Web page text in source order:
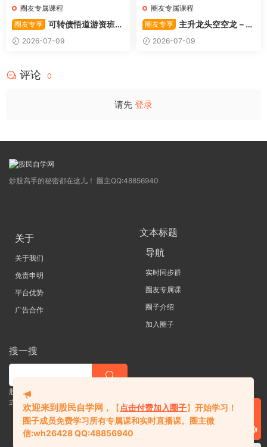
圈友专属课程
圈友专享 可转债悟道游资班出
奇系列悟道系列守正系列课程-
卓妍
2026-07-09
圈友专属课程
圈友专享
主升龙头空空龙－竞
价抢筹盘口的量化公式与十几
年的体系干货，全篇2026061
2026-07-09
评论 0
请先 登录
炒股高手的秘密都在这儿！ 圈主QQ:48856940
关于
关于我们
免责申明
平台优势
广告合作
文本标题
导航
实时同步群
圈友专属课
圈子介绍
加入圈子
搜一搜
股票 |直播| 外汇| 期货 |金融理财一站
式学习平台
欢迎来到股民自学网 ， 【 点击付费加入圈子】开始学习！
圈子成员免费学习所有专属课和实时直播课。 圈主微
信:wh26428 QQ:48856940